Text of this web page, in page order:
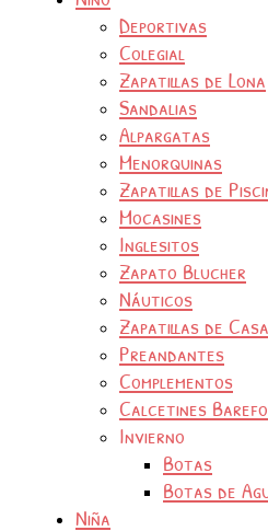
Deportivas
Colegial
Zapatillas de Lona
Sandalias
Alpargatas
Menorquinas
Zapatillas de
Mocasines
Inglesitos
Zapato Blucher
Náuticos
Zapatillas de Casa
Preandantes
Complementos
Calcetines
Invierno
Botas
Botas de
Niña